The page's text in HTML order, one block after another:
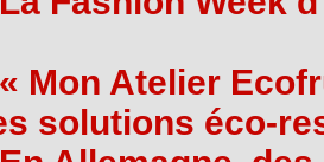
« Mon Atelier
solutions éco-